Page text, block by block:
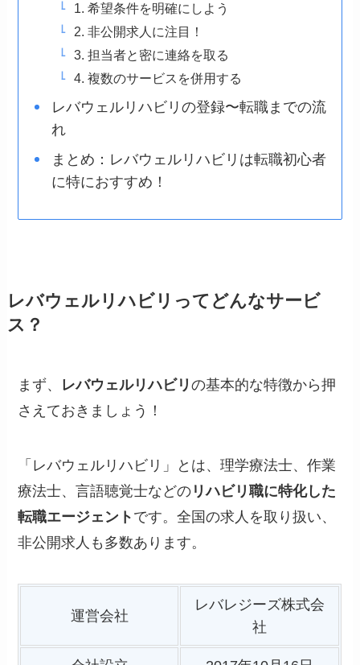
1. 希望条件を明確にしよう
2. 非公開求人に注目！
3. 担当者と密に連絡を取る
4. 複数のサービスを併用する
レバウェルリハビリの登録〜転職までの流
れ
まとめ：レバウェルリハビリは転職初心者
に特におすすめ！
レバウェルリハビリってどんなサービ
ス？
まず、 レバウェルリハビリの基本的な特徴から押
さえておきましょう！
「レバウェルリハビリ」とは、理学療法士、作業
療法士、言語聴覚士などの リハビリ職に特化した
転職エージェント です。全国の求人を取り扱い、
非公開求人も多数あります。
運営会社
レバレジーズ株式会
社